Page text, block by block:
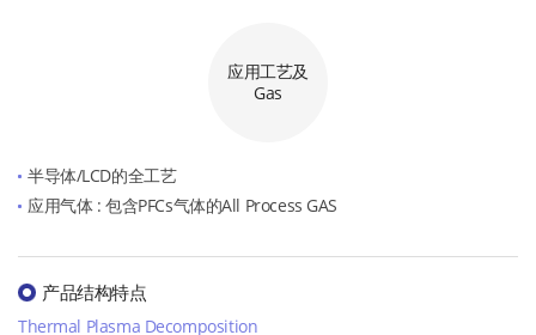
应用工艺及
Gas
半导体/LCD的全工艺
应用气体 : 包含PFCs气体的All Process GAS
产品结构特点
Thermal Plasma Decomposition